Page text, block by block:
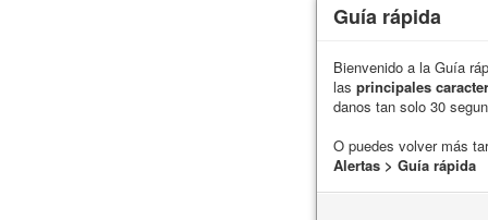
Guía rápida
Bienvenido a la Guía
las principales
danos tan solo 30
O puedes volver más
Alertas > Guía rápida